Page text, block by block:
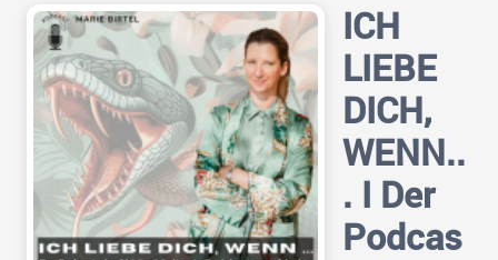
ICH
LIEBE
DICH,
WENN..
. I Der
Podcas